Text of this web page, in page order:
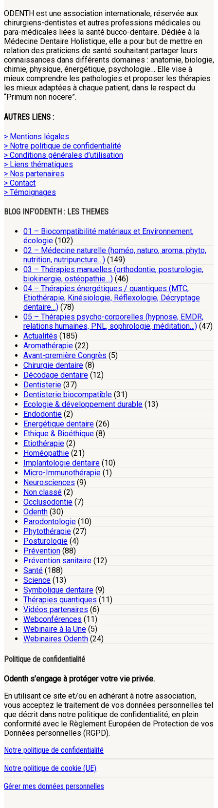
ODENTH est une association internationale, réservée aux
chirurgiens-dentistes et autres professions médicales ou
para-médicales liées la santé bucco-dentaire. Dédiée à la
Médecine Dentaire Holistique, elle a pour but de mettre en
relation des praticiens de santé souhaitant partager leurs
connaissances dans différents domaines : anatomie, biologie,
chimie, physique, énergétique, psychologie… Elle vise à
mieux comprendre les pathologies et proposer les thérapies
les mieux adaptées à chaque patient, dans le respect du
“Primum non nocere”.
AUTRES LIENS :
> Mentions légales
> Notre politique de confidentialité
> Conditions générales d’utilisation
> Liens thématiques
> Nos partenaires
> Contact
> Témoignages
BLOG INF’ODENTH : LES THEMES
01 – Biocompatibilité matériaux et Environnement,
écologie (102)
02 – Médecine naturelle (homéo, naturo, aroma, phyto,
nutrition, nutripuncture…) (149)
03 – Thérapies manuelles (orthodontie, posturologie,
biokinergie, ostéopathie…) (46)
04 – Thérapies énergétiques / quantiques (MTC,
Etiothérapie, Kinésiologie, Réflexologie, Décryptage
dentaire…) (78)
05 – Thérapies psycho-corporelles (hypnose, EMDR,
relations humaines, PNL, sophrologie, méditation…) (47)
Actualités (185)
Aromathérapie (22)
Avant-première Congrès (5)
Chirurgie dentaire (8)
Décodage dentaire (12)
Dentisterie (37)
Dentisterie biocompatible (31)
Ecologie & développement durable (13)
Endodontie (2)
Energétique dentaire (26)
Ethique & Bioéthique (8)
Etiothérapie (2)
Homéopathie (21)
Implantologie dentaire (10)
Micro-Immunothérapie (1)
Neurosciences (9)
Non classé (2)
Occlusodontie (7)
Odenth (30)
Parodontologie (10)
Phytothérapie (27)
Posturologie (4)
Prévention (88)
Prévention sanitaire (12)
Santé (188)
Science (13)
Symbolique dentaire (9)
Thérapies quantiques (11)
Vidéos partenaires (6)
Webconférences (11)
Webinaire à la Une (5)
Webinaires Odenth (24)
Politique de confidentialité
Odenth s’engage à protéger votre vie privée.
En utilisant ce site et/ou en adhérant à notre association,
vous acceptez le traitement de vos données personnelles tel
que décrit dans notre politique de confidentialité, en plein
conformité avec le Règlement Européen de Protection de vos
Données personnelles (RGPD).
Notre politique de confidentialité
Notre politique de cookie (UE)
Gérer mes données personnelles